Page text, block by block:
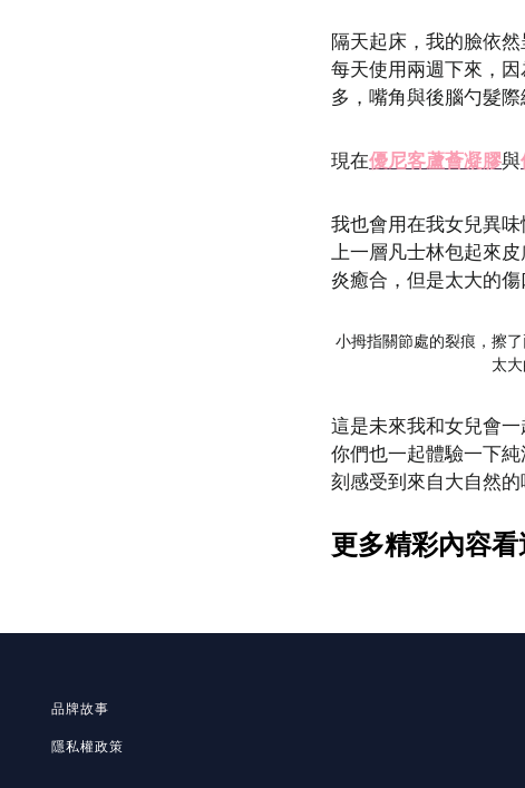
隔天起床，我的臉依
每天使用兩週下來，因
多，嘴角與後腦勺髮
現在優尼客蘆薈凝膠與
我也會用在我女兒異
上一層凡士林包起來
炎癒合，但是太大的
小拇指關節處的裂痕，擦
太
這是未來我和女兒會
你們也一起體驗一下
刻感受到來自大自然
更多精彩內容
品牌故事
隱私權政策